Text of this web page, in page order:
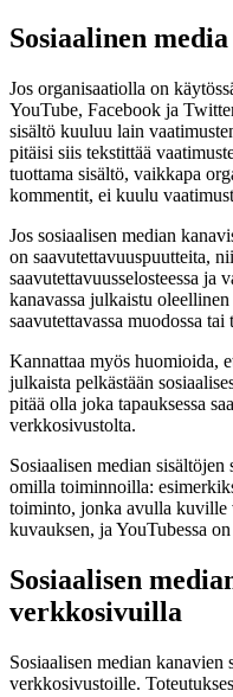
Sosiaalinen media
Jos organisaatiolla on
YouTube, Facebook ja
sisältö kuuluu lain
pitäisi siis tekstittää
tuottama sisältö, vaikkapa
kommentit, ei kuulu
Jos sosiaalisen median
on saavutettavuuspuutteita,
saavutettavuusselosteessa ja
kanavassa julkaistu
saavutettavassa muodossa
Kannattaa myös huomioida,
julkaista pelkästään
pitää olla joka tapauksessa
verkkosivustolta.
Sosiaalisen median
omilla toiminnoilla:
toiminto, jonka avulla kuville
kuvauksen, ja YouTubessa
Sosiaalisen
verkkosivuilla
Sosiaalisen median kanavien
verkkosivustoille.